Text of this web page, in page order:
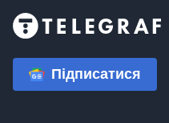
Підписатися